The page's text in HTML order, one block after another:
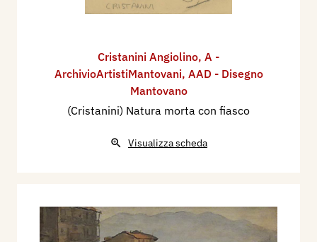
Cristanini Angiolino, A -
ArchivioArtistiMantovani, AAD - Disegno
Mantovano
(Cristanini) Natura morta con fiasco
Visualizza scheda